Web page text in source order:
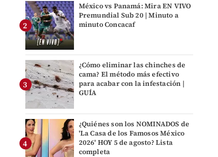
México vs Panamá: Mira EN VIVO
Premundial Sub 20 | Minuto a
minuto Concacaf
¿Cómo eliminar las chinches de
cama? El método más efectivo
para acabar con la infestación |
GUÍA
¿Quiénes son los NOMINADOS de
'La Casa de los Famosos México
2026' HOY 5 de agosto? Lista
completa